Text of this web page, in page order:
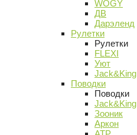
WOGY
ДВ
Дарэленд
Рулетки
Рулетки
FLEXI
Уют
Jack&King
Поводки
Поводки
Jack&King
Зооник
Аркон